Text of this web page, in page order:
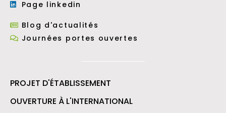
Page linkedin
Blog d'actualités
Journées portes ouvertes
PROJET D'ÉTABLISSEMENT
OUVERTURE À L'INTERNATIONAL